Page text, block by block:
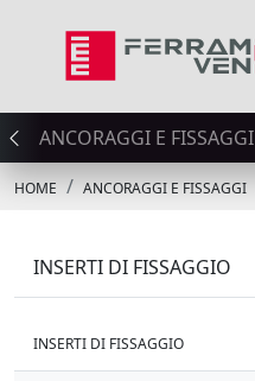
ANCORAGGI E FISSAGGI
HOME ANCORAGGI E FISSAGGI
INSERTI DI FISSAGGIO
INSERTI DI FISSAGGIO